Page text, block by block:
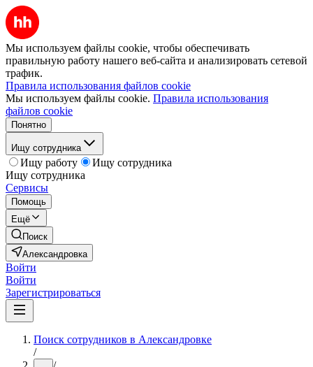
Мы используем файлы cookie, чтобы обеспечивать
правильную работу нашего веб-сайта и анализировать сетевой
трафик.
Правила использования файлов cookie
Мы используем файлы cookie. Правила использования
файлов cookie
Понятно
Ищу сотрудника
Ищу работу
Ищу сотрудника
Ищу сотрудника
Сервисы
Помощь
Ещё
Поиск
Александровка
Войти
Войти
Зарегистрироваться
Поиск сотрудников в Александровке
/